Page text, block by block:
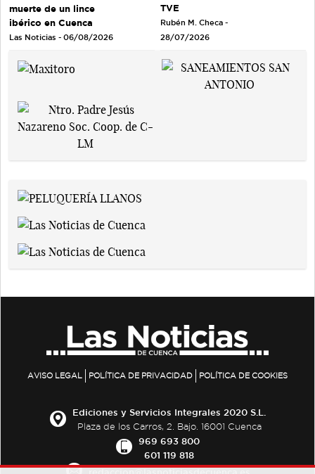
muerte de un lince
ibérico en Cuenca
Las Noticias - 06/08/2026
TVE
Rubén M. Checa -
28/07/2026
AVISO LEGAL POLÍTICA DE PRIVACIDAD POLÍTICA DE COOKIES
Ediciones y Servicios Integrales 2020 S.L.
Plaza de los Carros, 2. Bajo. 16001 Cuenca
969 693 800
601 119 818